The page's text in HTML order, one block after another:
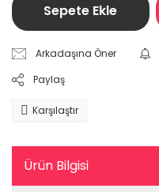
Sepete Ekle
Arkadaşına Öner
Paylaş
Karşılaştır
Ürün Bilgisi